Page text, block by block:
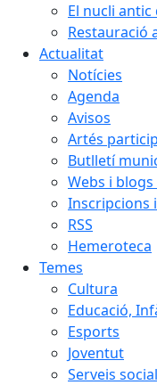
El nucli antic
Restauració
Actualitat
Notícies
Agenda
Avisos
Artés
Butlletí
Webs i
Inscripcions
RSS
Hemeroteca
Temes
Cultura
Educació,
Esports
Joventut
Serveis